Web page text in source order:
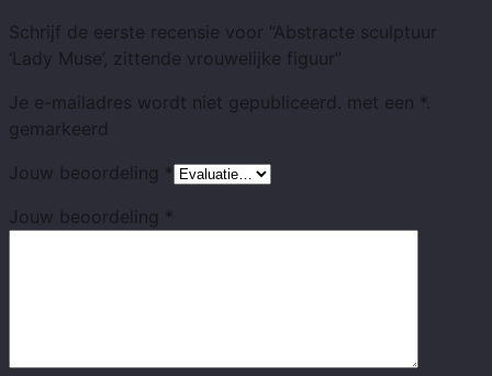
Schrijf de eerste recensie voor “Abstracte sculptuur
‘Lady Muse’, zittende vrouwelijke figuur”
Je e-mailadres wordt niet gepubliceerd. met een *.
gemarkeerd
Jouw beoordeling *
Jouw beoordeling *